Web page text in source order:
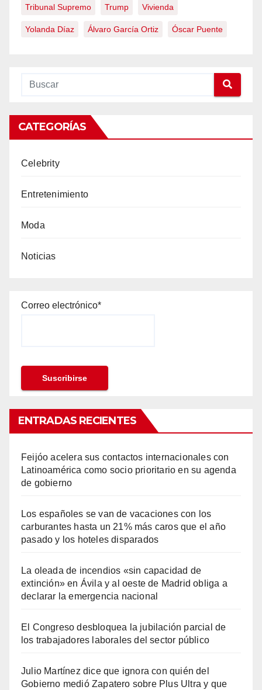
Tribunal Supremo Trump Vivienda
Yolanda Díaz Álvaro García Ortiz Óscar Puente
CATEGORÍAS
Celebrity
Entretenimiento
Moda
Noticias
Correo electrónico*
ENTRADAS RECIENTES
Feijóo acelera sus contactos internacionales con
Latinoamérica como socio prioritario en su agenda
de gobierno
Los españoles se van de vacaciones con los
carburantes hasta un 21% más caros que el año
pasado y los hoteles disparados
La oleada de incendios «sin capacidad de
extinción» en Ávila y al oeste de Madrid obliga a
declarar la emergencia nacional
El Congreso desbloquea la jubilación parcial de
los trabajadores laborales del sector público
Julio Martínez dice que ignora con quién del
Gobierno medió Zapatero sobre Plus Ultra y que